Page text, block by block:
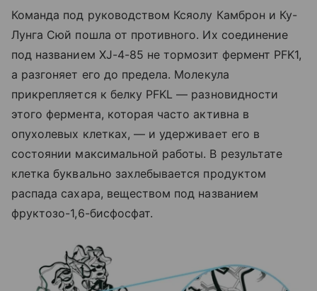
Команда под руководством Ксяолу Камброн и Ку-
Лунга Сюй пошла от противного. Их соединение
под названием XJ-4-85 не тормозит фермент PFK1,
а разгоняет его до предела. Молекула
прикрепляется к белку PFKL — разновидности
этого фермента, которая часто активна в
опухолевых клетках, — и удерживает его в
состоянии максимальной работы. В результате
клетка буквально захлебывается продуктом
распада сахара, веществом под названием
фруктозо-1,6-бисфосфат.